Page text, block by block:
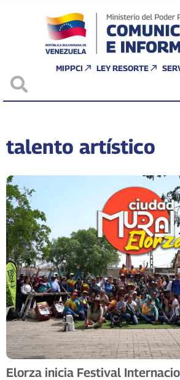
MIPPCI LEY RESORTE
talento artístico
Elorza inicia Festival